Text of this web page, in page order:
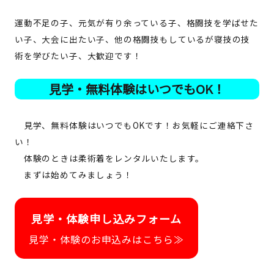
運動不足の子、元気が有り余っている子、格闘技を学ばせた
い子、大会に出たい子、他の格闘技もしているが寝技の技
術を学びたい子、大歓迎です！
見学・無料体験はいつでもOK！
見学、無料体験はいつでもOKです！お気軽にご連絡下さ
い！
体験のときは柔術着をレンタルいたします。
まずは始めてみましょう！
見学・体験申し込みフォーム
見学・体験のお申込みはこちら≫